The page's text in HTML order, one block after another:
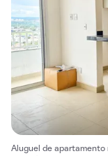
Aluguel de apartamento